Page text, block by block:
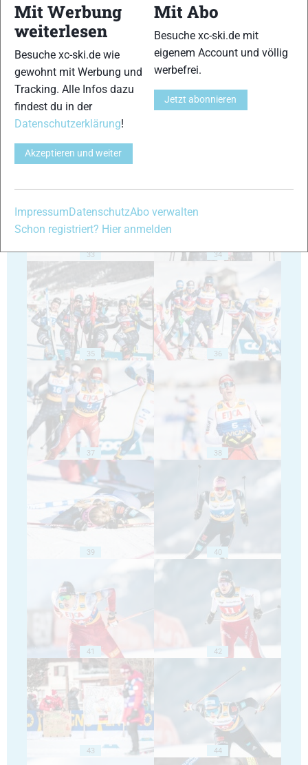
29 30
31
33 34
35 36
37 38
39 40
41 42
43 44
Mit Werbung
weiterlesen
Besuche xc-ski.de wie
gewohnt mit Werbung und
Tracking. Alle Infos dazu
findest du in der
Datenschutzerklärung!
Akzeptieren und weiter
Mit Abo
Besuche xc-ski.de mit
eigenem Account und völlig
werbefrei.
Jetzt abonnieren
Impressum DatenschutzAbo verwalten
Schon registriert? Hier anmelden